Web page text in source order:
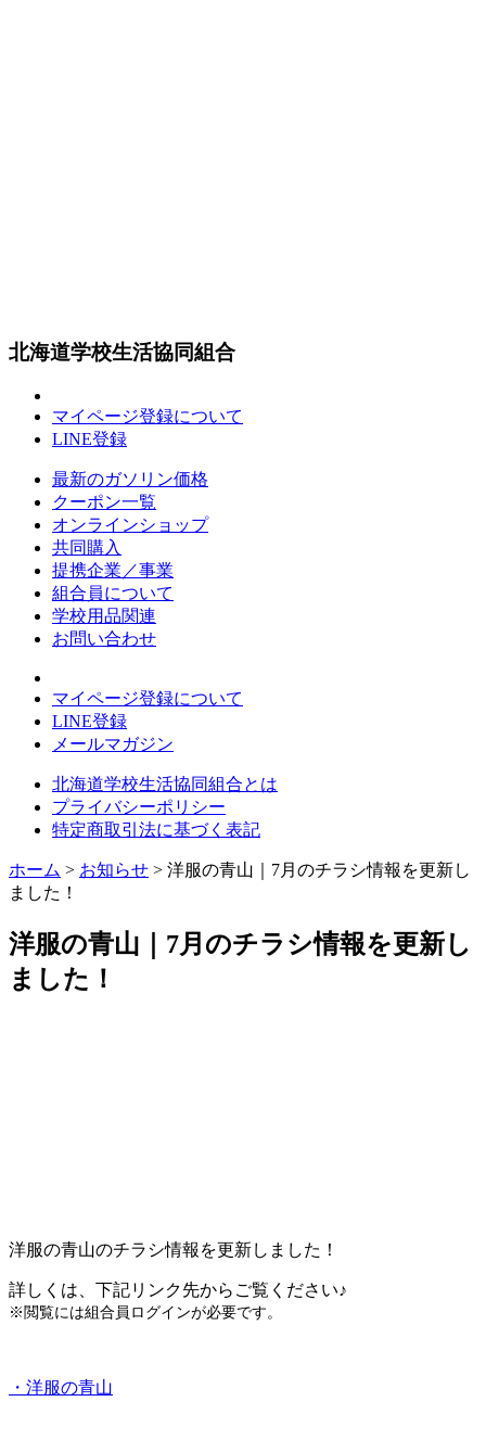
北海道学校生活協同組合
マイページ登録について
LINE登録
最新のガソリン価格
クーポン一覧
オンラインショップ
共同購入
提携企業／事業
組合員について
学校用品関連
お問い合わせ
マイページ登録について
LINE登録
メールマガジン
北海道学校生活協同組合とは
プライバシーポリシー
特定商取引法に基づく表記
ホーム > お知らせ > 洋服の青山｜7月のチラシ情報を更新し
ました！
洋服の青山｜7月のチラシ情報を更新し
ました！
洋服の青山のチラシ情報を更新しました！
詳しくは、下記リンク先からご覧ください♪
※閲覧には組合員ログインが必要です。
・洋服の青山